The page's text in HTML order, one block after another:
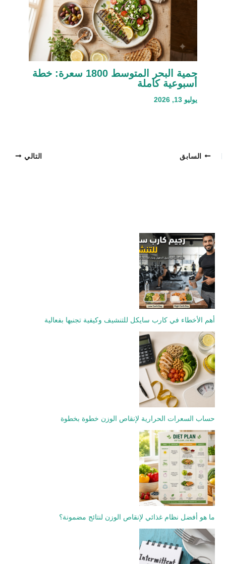
حمية البحر المتوسط 1800 سعرة: خطة
أسبوعية كاملة
يوليو 13, 2026
السابق التالي
أهم الأخطاء في كارب سايكل للتنشيف وكيفية تجنبها بفعالية
حساب السعرات الحرارية لإنقاص الوزن خطوة بخطوة
ما هو أفضل نظام غذائي لإنقاص الوزن لنتائج مضمونة؟